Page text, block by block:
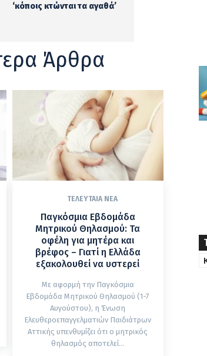
‘κόποις κτώνται τα αγαθά’
Άρθρα
ΤΕΛΕΥΤΑΊΑ ΝΈΑ
Παγκόσμια Εβδομάδα
Μητρικού Θηλασμού: Τα
οφέλη για μητέρα και
βρέφος – Γιατί η Ελλάδα
εξακολουθεί να υστερεί
Με αφορμή την Παγκόσμια
Εβδομάδα Μητρικού Θηλασμού (1-7
Αυγούστου), η Ένωση
Ελευθεροεπαγγελματιών Παιδιάτρων
Αττικής υπενθυμίζει ότι ο μητρικός
θηλασμός αποτελεί...